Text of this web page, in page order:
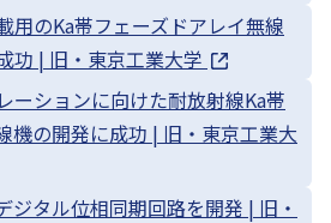
用のKa帯フェーズドアレイ無線
功 | 旧・東京工業大学
ーションに向けた耐放射線Ka帯
機の開発に成功 | 旧・東京工業大
ジタル位相同期回路を開発 | 旧・